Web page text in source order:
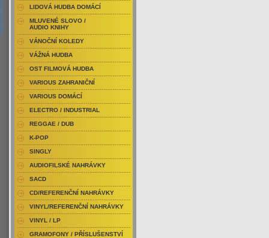
LIDOVÁ HUDBA DOMÁCÍ
MLUVENÉ SLOVO /
AUDIO KNIHY
VÁNOČNÍ KOLEDY
VÁŽNÁ HUDBA
OST FILMOVÁ HUDBA
VARIOUS ZAHRANIČNÍ
VARIOUS DOMÁCÍ
ELECTRO / INDUSTRIAL
REGGAE / DUB
K-POP
SINGLY
AUDIOFILSKÉ NAHRÁVKY
SACD
CD/REFERENČNÍ NAHRÁVKY
VINYL/REFERENČNÍ NAHRÁVKY
VINYL / LP
GRAMOFONY / PŘÍSLUŠENSTVÍ